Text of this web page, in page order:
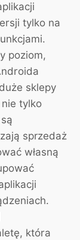
tylko na
poziom,
sklepy
tylko
sprzedaż
własną
która